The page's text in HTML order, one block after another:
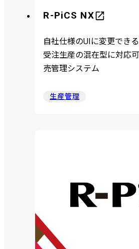
R-PiCS NX
自社仕様のUIに変更でき
受注生産の混在型に対応
売管理システム
生産管理